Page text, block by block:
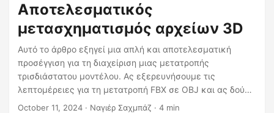
Αποτελεσματικός
μετασχηματισμός αρχείων 3D
Αυτό το άρθρο εξηγεί μια απλή και αποτελεσματική
προσέγγιση για τη διαχείριση μιας μετατροπής
τρισδιάστατου μοντέλου. Ας εξερευνήσουμε τις
λεπτομέρειες για τη μετατροπή FBX σε OBJ και ας δούμε
πώς ένα τρισδιάστατο μοντέλο παραμένει προσβάσιμο
October 11, 2024 · Ναγιέρ Σαχμπάζ · 4 min